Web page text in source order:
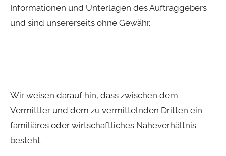
Informationen und Unterlagen des Auftraggebers
und sind unsererseits ohne Gewähr.
Wir weisen darauf hin, dass zwischen dem
Vermittler und dem zu vermittelnden Dritten ein
familiäres oder wirtschaftliches Naheverhältnis
besteht.